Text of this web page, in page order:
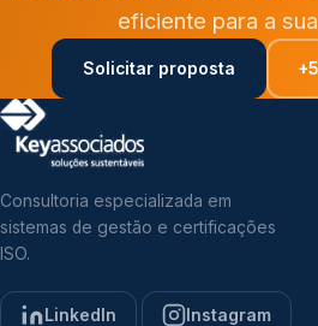
eficiente para a
Solicitar proposta
Consultoria especializada em
sistemas de gestão e certificações
ISO.
LinkedIn Instagram